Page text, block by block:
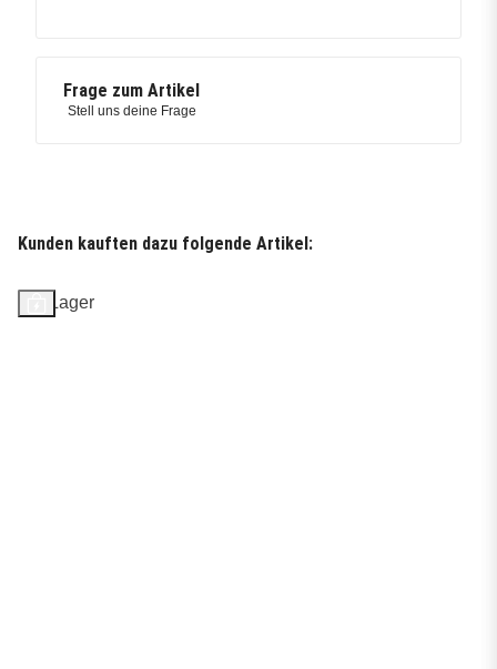
Frage zum Artikel
Stell uns deine Frage
Kunden kauften dazu folgende Artikel:
Auf Lager